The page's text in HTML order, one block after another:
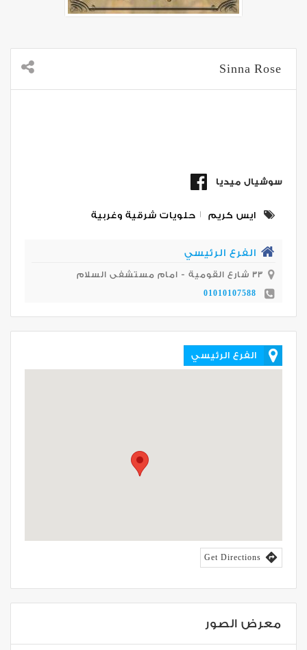
Sinna Rose
سوشيال ميديا
ايس كريم حلويات شرقية وغربية
الفرع الرئيسي
33 شارع القومية - امام مستشفى السلام
01010107588
الفرع الرئيسي
Get Directions 
معرض الصور